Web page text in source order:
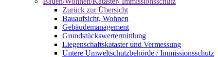
Zurück zur Übersicht
Bauaufsicht, Wohnen
Gebäudemanagement
Grundstückswertermittlung
Liegenschaftskataster und Vermessung
Untere Umweltschutzbehörde / Immissionsschutz